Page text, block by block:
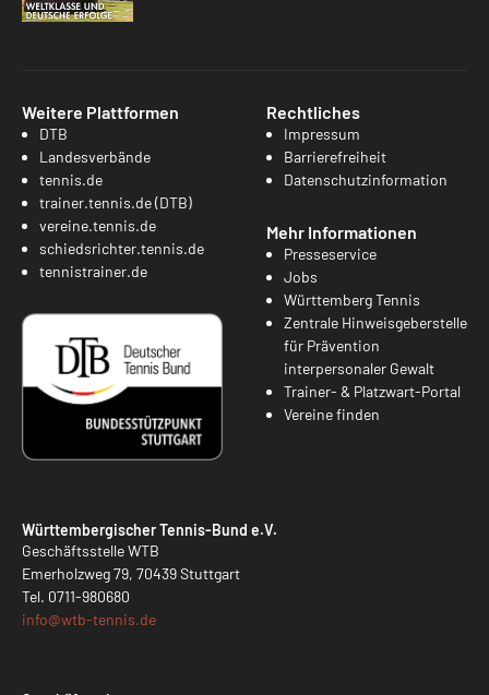
Weitere Plattformen
DTB
Landesverbände
tennis.de
trainer.tennis.de (DTB)
vereine.tennis.de
schiedsrichter.tennis.de
tennistrainer.de
Rechtliches
Impressum
Barrierefreiheit
Datenschutzinformation
Mehr Informationen
Presseservice
Jobs
Württemberg Tennis
Zentrale Hinweisgeberstelle
für Prävention
interpersonaler Gewalt
Trainer- & Platzwart-Portal
Vereine finden
Württembergischer Tennis-Bund e.V.
Geschäftsstelle WTB
Emerholzweg 79, 70439 Stuttgart
Tel. 0711-980680
info@wtb-tennis.de